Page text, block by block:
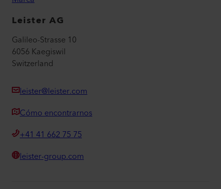
Leister AG
Galileo-Strasse 10
6056 Kaegiswil
Switzerland
leister@leister.com
Cómo encontrarnos
+41 41 662 75 75
leister-group.com